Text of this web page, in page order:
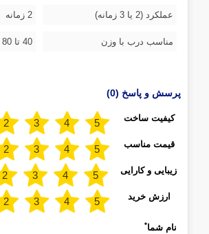
عملکرد (2 یا 3 زمانه) 2 زمانه
مناسب درب با وزن 40 تا 80 کیلوگرم
پرسش و پاسخ (0)
کیفیت ساخت
قیمت مناسب
زیبایی و کارایی
ارزش خرید
نام شما*